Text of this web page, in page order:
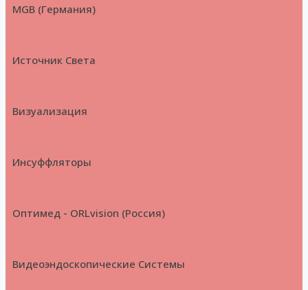
MGB (Германия)
Источник Света
Визуализация
Инсуффляторы
Оптимед - ORLvision (Россия)
Видеоэндоскопические Системы